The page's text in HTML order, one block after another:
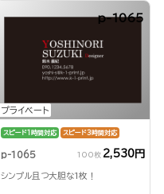
プライベート
p-1065
スピード1時間対応 スピード3時間対応
p-1065 100枚 2,530円
シンプル且つ大胆な1枚！